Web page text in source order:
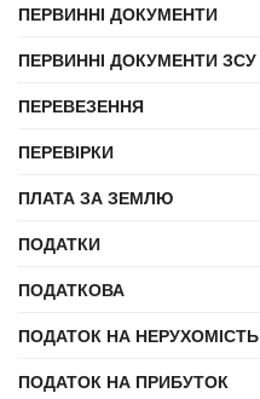
ПЕРВИННІ ДОКУМЕНТИ
ПЕРВИННІ ДОКУМЕНТИ ЗСУ
ПЕРЕВЕЗЕННЯ
ПЕРЕВІРКИ
ПЛАТА ЗА ЗЕМЛЮ
ПОДАТКИ
ПОДАТКОВА
ПОДАТОК НА НЕРУХОМІСТЬ
ПОДАТОК НА ПРИБУТОК